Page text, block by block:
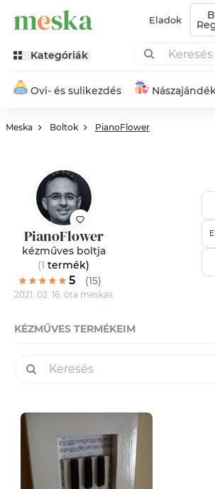
Eladok
Kategóriák
Ovi- és sulikezdés
Meska Boltok PianoFlower
PianoFlower
kézműves boltja
(1 termék)
5 (15)
2021. 02. 16. óta meskás
KÉZMŰVES TERMÉKEIM